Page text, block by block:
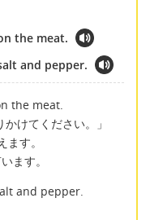
the meat.
and pepper.
the meat.
けてください。」
す。
ます。
and pepper.